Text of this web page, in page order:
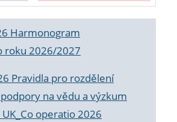
Harmonogram
roku 2026/2027
Pravidla pro rozdělení
na vědu a výzkum
operatio 2026